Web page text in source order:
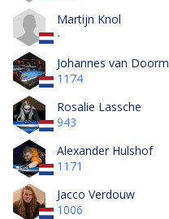
Martijn Knol
-
Johannes van Doorm
1174
Rosalie Lassche
943
Alexander Hulshof
1171
Jacco Verdouw
1006